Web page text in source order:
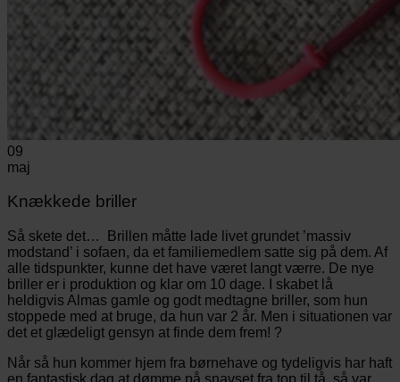
09
maj
Knækkede briller
Så skete det… Brillen måtte lade livet grundet ’massiv
modstand’ i sofaen, da et familiemedlem satte sig på dem. Af
alle tidspunkter, kunne det have været langt værre. De nye
briller er i produktion og klar om 10 dage. I skabet lå
heldigvis Almas gamle og godt medtagne briller, som hun
stoppede med at bruge, da hun var 2 år. Men i situationen var
det et glædeligt gensyn at finde dem frem! ?
Når så hun kommer hjem fra børnehave og tydeligvis har haft
en fantastisk dag at dømme på snavset fra top til tå, så var